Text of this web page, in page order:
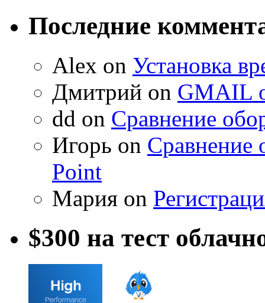
Последние
Alex on Установка
Дмитрий on GMAIL
dd on Сравнение
Игорь on Сравнение
Point
Мария on
$300 на тест